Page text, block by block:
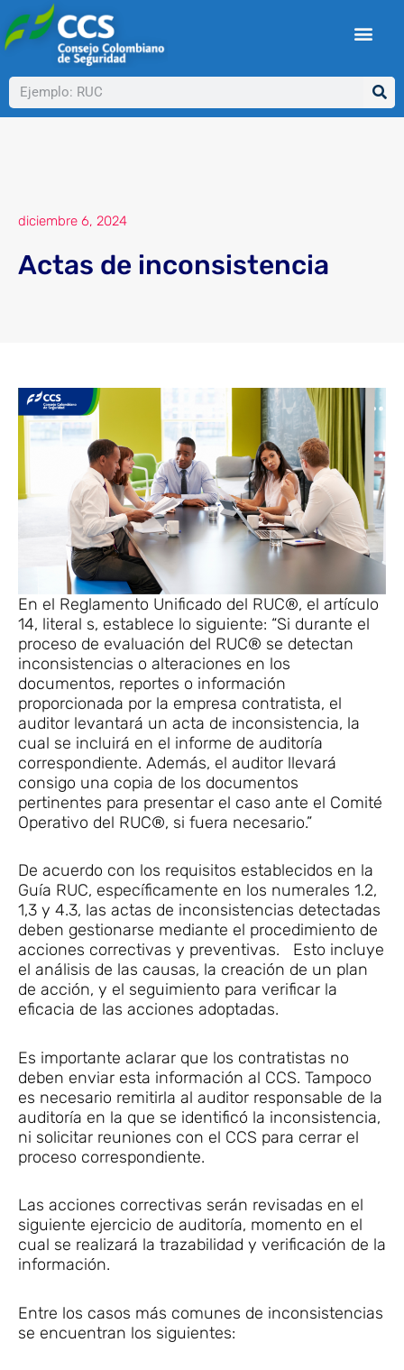
al
contenido
Buscar
diciembre 6, 2024
Actas de inconsistencia
En el Reglamento Unificado del RUC®, el artículo
14, literal s, establece lo siguiente: “Si durante el
proceso de evaluación del RUC® se detectan
inconsistencias o alteraciones en los
documentos, reportes o información
proporcionada por la empresa contratista, el
auditor levantará un acta de inconsistencia, la
cual se incluirá en el informe de auditoría
correspondiente. Además, el auditor llevará
consigo una copia de los documentos
pertinentes para presentar el caso ante el Comité
Operativo del RUC®, si fuera necesario.”
De acuerdo con los requisitos establecidos en la
Guía RUC, específicamente en los numerales 1.2,
1,3 y 4.3, las actas de inconsistencias detectadas
deben gestionarse mediante el procedimiento de
acciones correctivas y preventivas. Esto incluye
el análisis de las causas, la creación de un plan
de acción, y el seguimiento para verificar la
eficacia de las acciones adoptadas.
Es importante aclarar que los contratistas no
deben enviar esta información al CCS. Tampoco
es necesario remitirla al auditor responsable de la
auditoría en la que se identificó la inconsistencia,
ni solicitar reuniones con el CCS para cerrar el
proceso correspondiente.
Las acciones correctivas serán revisadas en el
siguiente ejercicio de auditoría, momento en el
cual se realizará la trazabilidad y verificación de la
información.
Entre los casos más comunes de inconsistencias
se encuentran los siguientes: